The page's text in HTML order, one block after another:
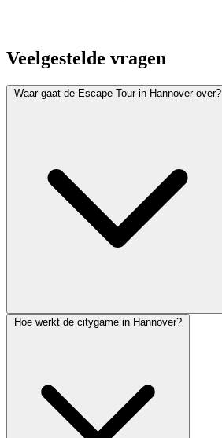
Veelgestelde vragen
Waar gaat de Escape Tour in Hannover over?
Hoe werkt de citygame in Hannover?